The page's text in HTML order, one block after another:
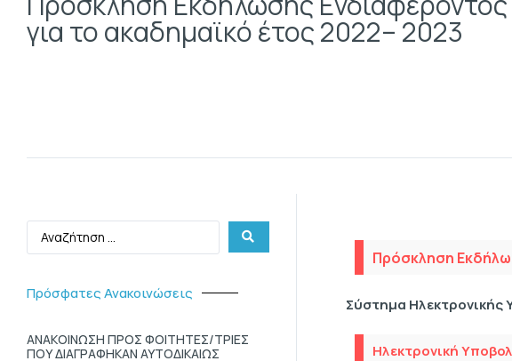
για το ακαδημαϊκό έτος 2022– 2023
Πρόσφατες Ανακοινώσεις
ΑΝΑΚΟΙΝΩΣΗ ΠΡΟΣ ΦΟΙΤΗΤΕΣ/ΤΡΙΕΣ
ΠΟΥ ΔΙΑΓΡΑΦΗΚΑΝ ΑΥΤΟΔΙΚΑΙΩΣ
Πρόσκληση
Σύστημα Ηλεκτρονικής
Ηλεκτρονική